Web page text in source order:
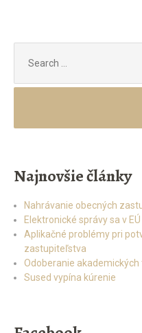
for:
Najnovšie články
Nahrávanie obecných
Elektronické správy sa v
Aplikačné problémy pri
zastupiteľstva
Odoberanie
Sused vypína kúrenie